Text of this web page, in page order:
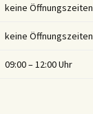
keine Öffnungszeiten
keine Öffnungszeiten
09:00 – 12:00 Uhr